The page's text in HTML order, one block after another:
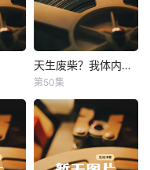
天生废柴？我体内有神血 天生废柴？我体内有神血
第50集